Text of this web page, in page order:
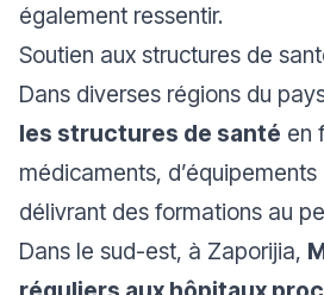
également ressentir.
Soutien aux structures de
Dans diverses régions du
les structures de santé en
médicaments,
délivrant des formations au
Dans le sud-est, à Zaporijia,